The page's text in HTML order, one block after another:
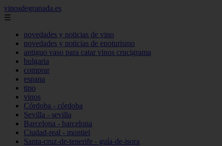
vinosdegranada.es
☰
novedades y noticias de vino
novedades y noticias de enoturismo
antiguo vaso para catar vinos crucigrama
bulgaria
comprar
espana
tipo
vinos
Córdoba - córdoba
Sevilla - sevilla
Barcelona - barcelona
Ciudad-real - montiel
Santa-cruz-de-tenerife - guía-de-isora